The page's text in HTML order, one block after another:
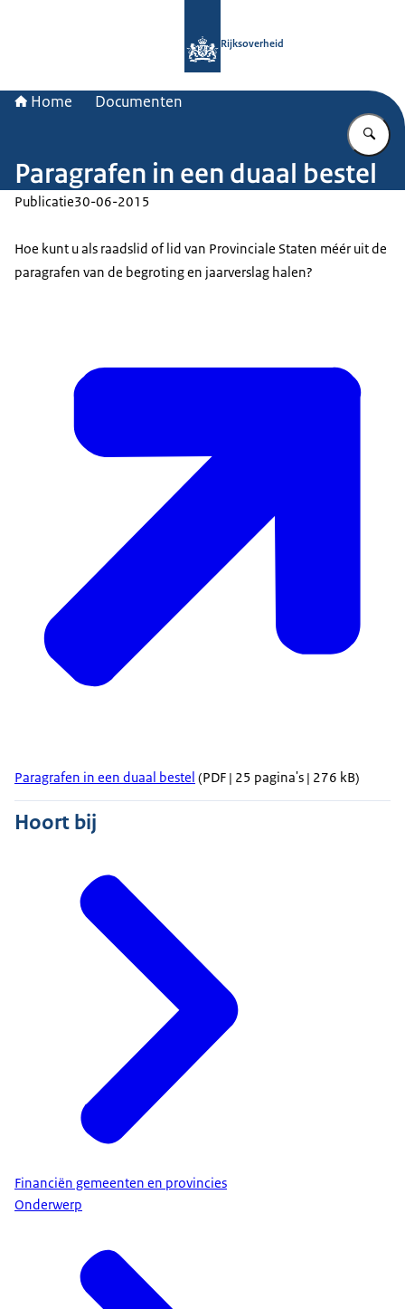
Rijksoverheid
Home Documenten
Paragrafen in een duaal bestel
Publicatie30-06-2015
Hoe kunt u als raadslid of lid van Provinciale Staten méér uit de
paragrafen van de begroting en jaarverslag halen?
Paragrafen in een duaal bestel (PDF | 25 pagina's | 276 kB)
Hoort bij
Financiën gemeenten en provincies
Onderwerp